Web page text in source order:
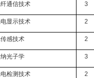
通信技术 3
显示技术 2
感技术 2
光子学 3
检测技术 2